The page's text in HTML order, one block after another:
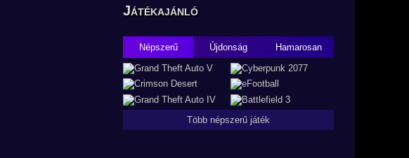
Játékajánló
Népszerű Újdonság Hamarosan
Több népszerű játék